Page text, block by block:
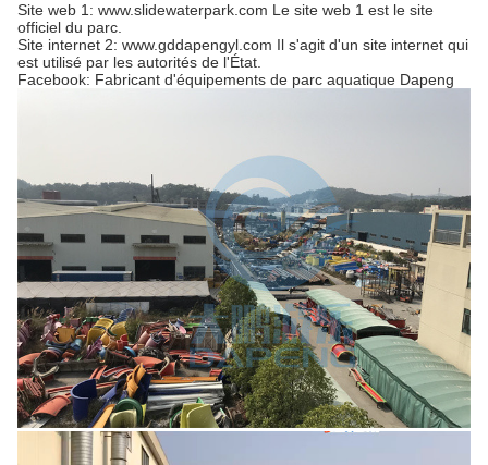
Site web 1: www.slidewaterpark.com Le site web 1 est le site
officiel du parc.
Site internet 2: www.gddapengyl.com Il s'agit d'un site internet qui
est utilisé par les autorités de l'État.
Facebook: Fabricant d'équipements de parc aquatique Dapeng